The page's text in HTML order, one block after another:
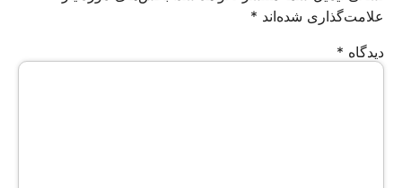
علامت‌گذاری شده‌اند *
دیدگاه *